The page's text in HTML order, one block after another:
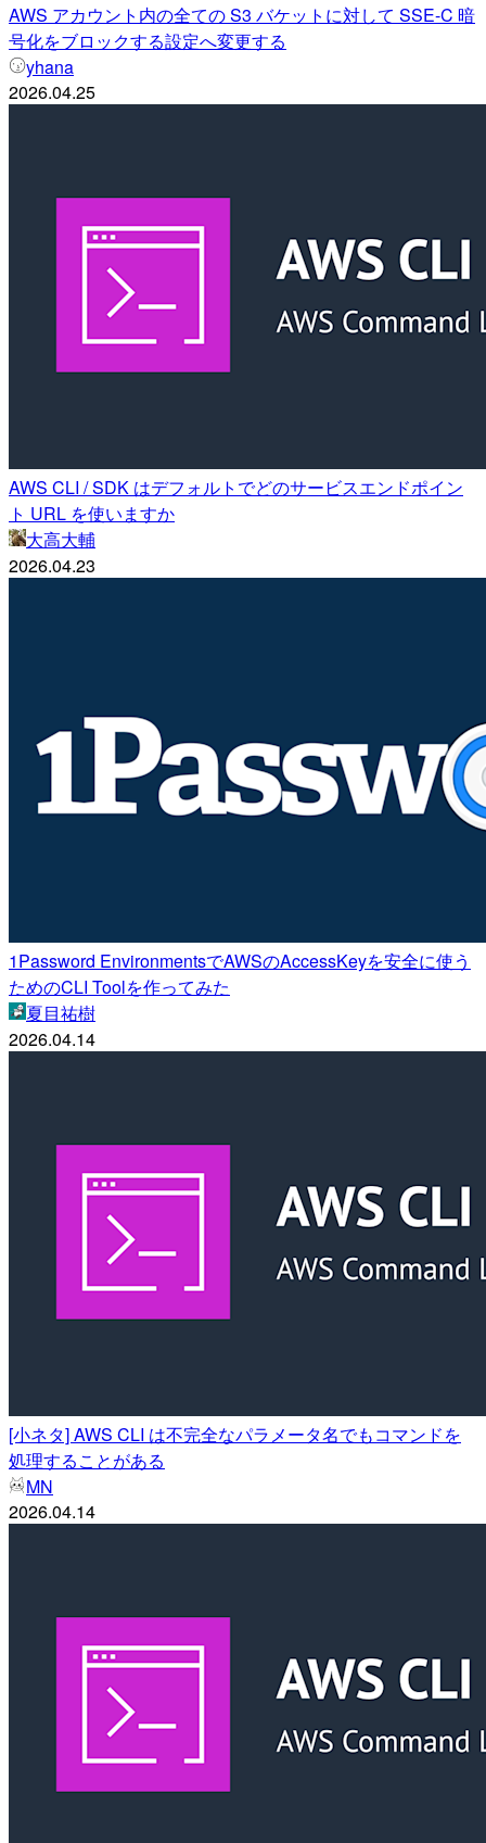
AWS アカウント内の全ての S3 バケットに対して SSE-C 暗
号化をブロックする設定へ変更する
yhana
2026.04.25
AWS CLI / SDK はデフォルトでどのサービスエンドポイン
ト URL を使いますか
大高大輔
2026.04.23
1Password EnvironmentsでAWSのAccessKeyを安全に使う
ためのCLI Toolを作ってみた
夏目祐樹
2026.04.14
[小ネタ] AWS CLI は不完全なパラメータ名でもコマンドを
処理することがある
MN
2026.04.14